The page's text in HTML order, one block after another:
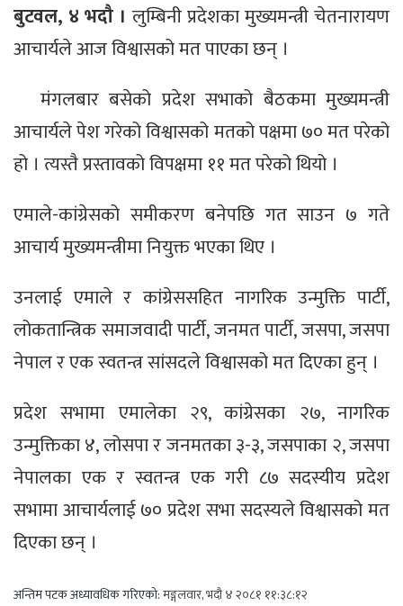
बुटवल, ४ भदौ । लुम्बिनी प्रदेशका मुख्यमन्त्री चेतनारायण
आचार्यले आज विश्वासको मत पाएका छन् ।
मंगलबार बसेको प्रदेश सभाको बैठकमा मुख्यमन्त्री
आचार्यले पेश गरेको विश्वासको मतको पक्षमा ७० मत परेको
हो । त्यस्तै प्रस्तावको विपक्षमा ११ मत परेको थियो ।
एमाले-कांग्रेसको समीकरण बनेपछि गत साउन ७ गते
आचार्य मुख्यमन्त्रीमा नियुक्त भएका थिए ।
उनलाई एमाले र कांग्रेससहित नागरिक उन्मुक्ति पार्टी,
लोकतान्त्रिक समाजवादी पार्टी, जनमत पार्टी, जसपा, जसपा
नेपाल र एक स्वतन्त्र सांसदले विश्वासको मत दिएका हुन् ।
प्रदेश सभामा एमालेका २९, कांग्रेसका २७, नागरिक
उन्मुक्तिका ४, लोसपा र जनमतका ३-३, जसपाका २, जसपा
नेपालका एक र स्वतन्त्र एक गरी ८७ सदस्यीय प्रदेश
सभामा आचार्यलाई ७० प्रदेश सभा सदस्यले विश्वासको मत
दिएका छन् ।
अन्तिम पटक अध्यावधिक गरिएको:मङ्गलवार, भदौ ४ २०८१ ११:३८:१२